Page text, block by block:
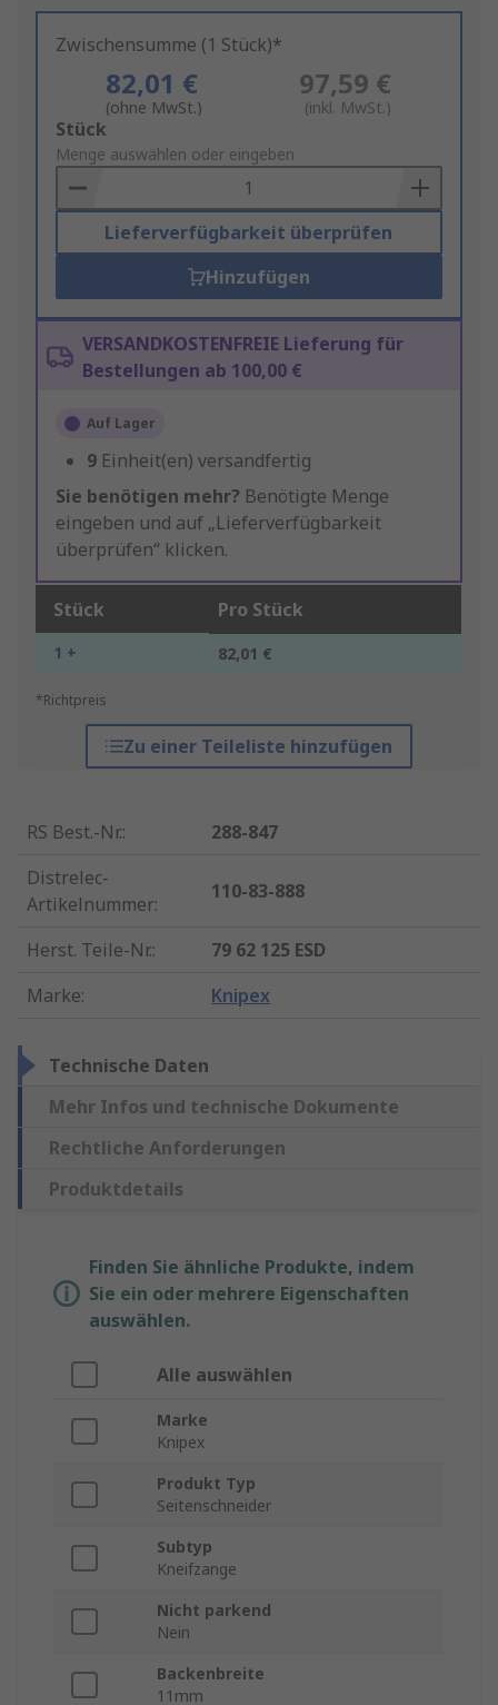
Zwischensumme (1 Stück)*
82,01 €
(ohne MwSt.)
97,59 €
(inkl. MwSt.)
Add
to
Basket
Stück
Menge auswählen oder eingeben
Lieferverfügbarkeit überprüfen
Hinzufügen
VERSANDKOSTENFREIE Lieferung für
Bestellungen ab 100,00 €
Auf Lager
9 Einheit(en) versandfertig
Sie benötigen mehr? Benötigte Menge
eingeben und auf „Lieferverfügbarkeit
überprüfen“ klicken.
Stück Pro Stück
1 + 82,01 €
*Richtpreis
Zu einer Teileliste hinzufügen
RS Best.-Nr.:
288-847
Distrelec-
Artikelnummer:
110-83-888
Herst. Teile-Nr.:
79 62 125 ESD
Marke: Knipex
Technische Daten
Mehr Infos und technische Dokumente
Rechtliche Anforderungen
Produktdetails
Finden Sie ähnliche Produkte, indem
Sie ein oder mehrere Eigenschaften
auswählen.
Alle auswählen
Marke
Knipex
Produkt Typ
Seitenschneider
Subtyp
Kneifzange
Nicht parkend
Nein
Backenbreite
11mm